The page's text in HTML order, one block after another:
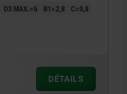
D3 MAX.=6 B1=2,8
C=0,8
DÉTAILS